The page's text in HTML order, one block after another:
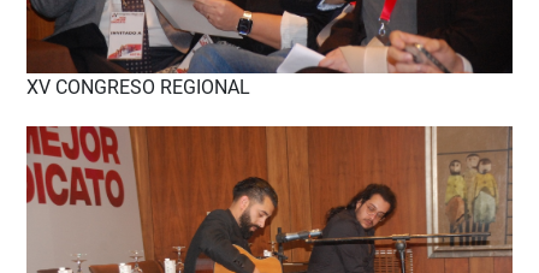
XV CONGRESO REGIONAL